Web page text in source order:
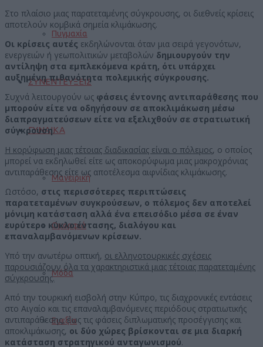
Πυγμαχία
ΣΥΝΕΝΤΕΥΞΕΙΣ
ΓΥΝΑΙΚΑ
Μαγειρική
Ομορφιά
Μόδα
Ευεξία
Στο πλαίσιο μιας παρατεταμένης σύγκρουσης, οι διεθνείς κρίσεις
αποτελούν κομβικά σημεία κλιμάκωσης.
Οι κρίσεις αυτές εκδηλώνονται όταν μια σειρά γεγονότων,
ενεργειών ή γεωπολιτικών μεταβολών δημιουργούν την
αντίληψη στα εμπλεκόμενα κράτη, ότι υπάρχει
αυξημένη πιθανότητα πολεμικής σύγκρουσης.
Συχνά λειτουργούν ως φάσεις έντονης αντιπαράθεσης που
μπορούν είτε να οδηγήσουν σε αποκλιμάκωση μέσω
διαπραγματεύσεων είτε να εξελιχθούν σε στρατιωτική
σύγκρουση.
Η κορύφωση μιας τέτοιας διαδικασίας είναι ο πόλεμος, ο οποίος
μπορεί να εκδηλωθεί είτε ως αποκορύφωμα μιας μακροχρόνιας
αντιπαράθεσης είτε ως αποτέλεσμα αιφνίδιας κλιμάκωσης.
Ωστόσο, στις περισσότερες περιπτώσεις
παρατεταμένων συγκρούσεων, ο πόλεμος δεν αποτελεί
μόνιμη κατάσταση αλλά ένα επεισόδιο μέσα σε έναν
ευρύτερο κύκλο έντασης, διαλόγου και
επαναλαμβανόμενων κρίσεων.
Υπό την ανωτέρω οπτική, οι ελληνοτουρκικές σχέσεις
παρουσιάζουν όλα τα χαρακτηριστικά μιας τέτοιας παρατεταμένης
σύγκρουσης.
Από την τουρκική εισβολή στην Κύπρο, τις διαχρονικές εντάσεις
στο Αιγαίο και τις επαναλαμβανόμενες περιόδους στρατιωτικής
αντιπαράθεσης, έως τις φάσεις διπλωματικής προσέγγισης και
αποκλιμάκωσης, οι δύο χώρες βρίσκονται σε μια διαρκή
κατάσταση στρατηγικού ανταγωνισμού.